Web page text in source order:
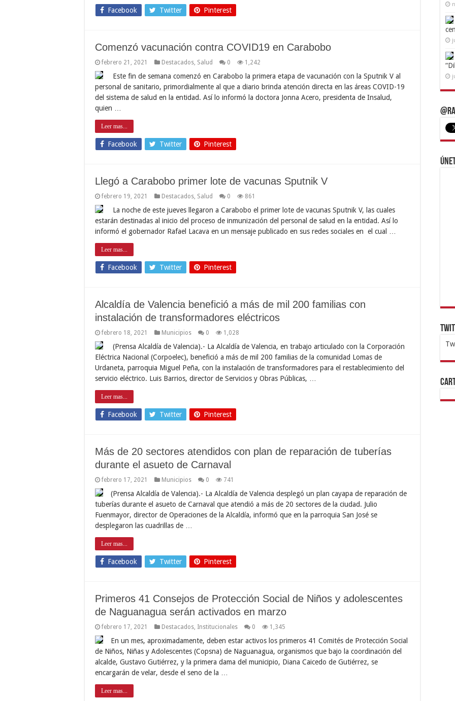
Facebook Twitter Pinterest
Comenzó vacunación contra COVID19 en Carabobo
febrero 21, 2021 Destacados Salud 0 1,242
Este fin de semana comenzó en Carabobo la primera etapa de vacunación con la Sputnik V al
personal de sanitario, primordialmente al que a diario brinda atención directa en las áreas COVID-19
del sistema de salud en la entidad. Así lo informó la doctora Jonna Acero, presidenta de Insalud,
quien …
Leer mas...
Facebook Twitter Pinterest
Llegó a Carabobo primer lote de vacunas Sputnik V
febrero 19, 2021 Destacados Salud 0 861
La noche de este jueves llegaron a Carabobo el primer lote de vacunas Sputnik V, las cuales
estarán destinadas al inicio del proceso de inmunización del personal de salud en la entidad. Así lo
informó el gobernador Rafael Lacava en un mensaje publicado en sus redes sociales en el cual …
Leer mas...
Facebook Twitter Pinterest
Alcaldía de Valencia benefició a más de mil 200 familias con
instalación de transformadores eléctricos
febrero 18, 2021 Municipios 0 1,028
(Prensa Alcaldía de Valencia).- La Alcaldía de Valencia, en trabajo articulado con la Corporación
Eléctrica Nacional (Corpoelec), benefició a más de mil 200 familias de la comunidad Lomas de
Urdaneta, parroquia Miguel Peña, con la instalación de transformadores para el restablecimiento del
servicio eléctrico. Luis Barrios, director de Servicios y Obras Públicas, …
Leer mas...
Facebook Twitter Pinterest
Más de 20 sectores atendidos con plan de reparación de tuberías
durante el asueto de Carnaval
febrero 17, 2021 Municipios 0 741
(Prensa Alcaldía de Valencia).- La Alcaldía de Valencia desplegó un plan cayapa de reparación de
tuberías durante el asueto de Carnaval que atendió a más de 20 sectores de la ciudad. Julio
Fuenmayor, director de Operaciones de la Alcaldía, informó que en la parroquia San José se
desplegaron las cuadrillas de …
Leer mas...
Facebook Twitter Pinterest
Primeros 41 Consejos de Protección Social de Niños y adolescentes
de Naguanagua serán activados en marzo
febrero 17, 2021 Destacados Institucionales 0 1,345
En un mes, aproximadamente, deben estar activos los primeros 41 Comités de Protección Social
de Niños, Niñas y Adolescentes (Copsna) de Naguanagua, organismos que bajo la coordinación del
alcalde, Gustavo Gutiérrez, y la primera dama del municipio, Diana Caicedo de Gutiérrez, se
encargarán de velar, desde el seno de la …
Leer mas...